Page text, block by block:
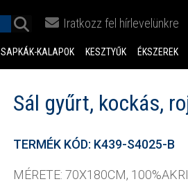
Iratkozz fel hírlevelünkre
SAPKÁK-KALAPOK KESZTYŰK ÉKSZEREK
Sál gyűrt, kockás,
TERMÉK KÓD: K439-S4025-B
MÉRETE: 70X180CM,